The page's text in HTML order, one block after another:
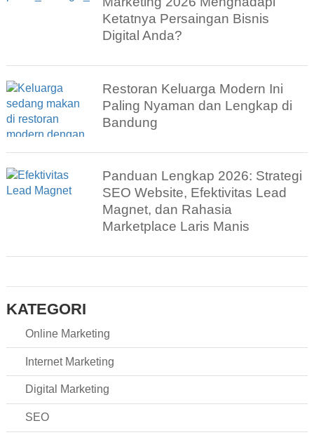
Ketatnya Persaingan Bisnis
Digital Anda?
Restoran Keluarga Modern Ini
Paling Nyaman dan Lengkap di
Bandung
Panduan Lengkap 2026: Strategi
SEO Website, Efektivitas Lead
Magnet, dan Rahasia
Marketplace Laris Manis
KATEGORI
Online Marketing
Internet Marketing
Digital Marketing
SEO